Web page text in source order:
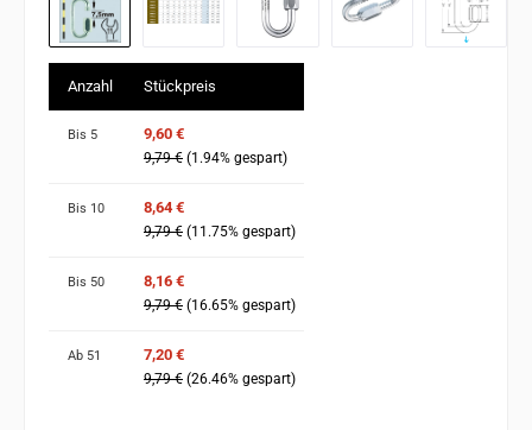
Anzahl Stückpreis
Bis 5 9,60 €
9,79 € (1.94% gespart)
Bis 10 8,64 €
9,79 € (11.75% gespart)
Bis 50 8,16 €
9,79 € (16.65% gespart)
Ab 51 7,20 €
9,79 € (26.46% gespart)